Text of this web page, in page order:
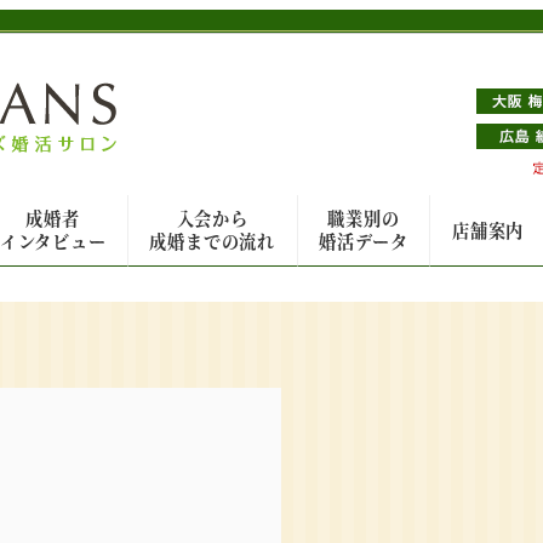
成婚者
インタビュー
入会から
成婚までの流れ
職業別の
婚活データ
店舗案内